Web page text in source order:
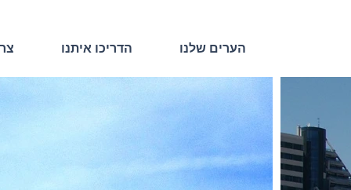
הערים שלנו הדריכו איתנו